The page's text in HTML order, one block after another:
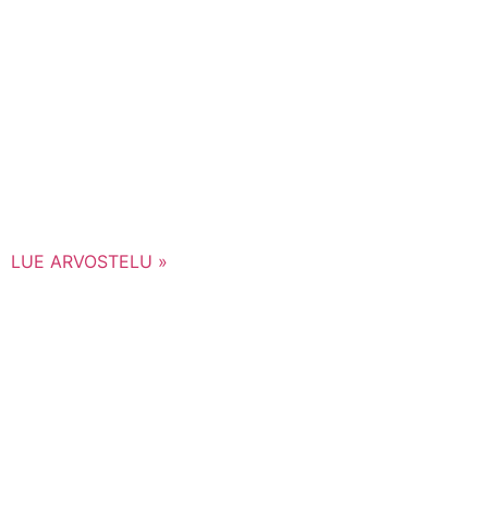
LUE ARVOSTELU »